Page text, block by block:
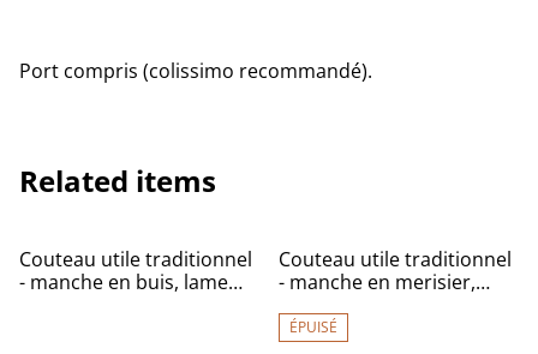
Port compris (colissimo recommandé).
Related items
Couteau utile traditionnel
- manche en buis, lame
Couteau utile traditionnel
- manche en merisier,
ÉPUISÉ